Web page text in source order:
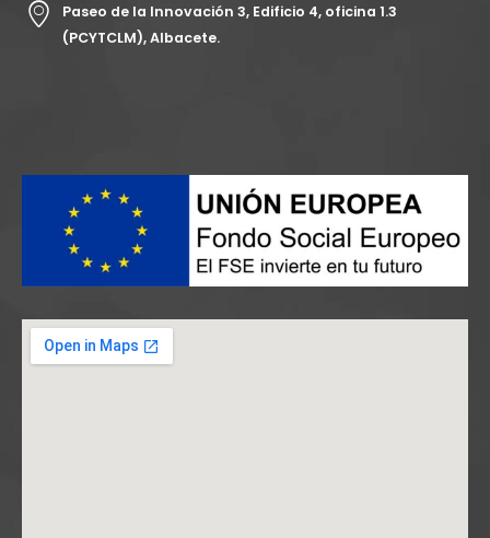
Paseo de la Innovación 3, Edificio 4, oficina 1.3
(PCYTCLM), Albacete.